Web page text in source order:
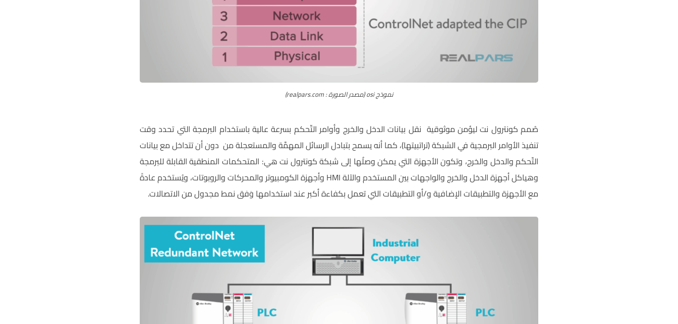
نموذج osi (مصدر الصورة : realpars.com)
صُمم كونترول نت ليؤمن موثوقية نقل بيانات الدخل والخرج وأوامر التّحكم بسرعة عالية باستخدام البرمجة التي تحدد وقت
تنفيذ الأوامر البرمجية في الشبكة (تراتبيتها)، كما أنه يسمح بتبادل الرسائل المهمَّة والمستعجلة من دون أن تتداخل مع بيانات
التّحكم والدخل والخرج، وتكون الأجهزة التي يمكن وصلُها إلى شبكة كونترول نت هي: المتحكمات المنطقية القابلة للبرمجة
وهياكل أجهزة الدخل والخرج والواجهات بين المستخدم والآلة HMI وأجهزة الكومبيوتر والمحركات والروبوتات، ويُستخدم عادةً
مع الأجهزة والتطبيقات الإضافية و/أو التطبيقات التي تعمل بكفاءة أكبر عند استخدامها وَفق نمط مجدول من الاتصالات.